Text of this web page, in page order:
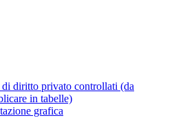
diritto privato controllati (da
in tabelle)
grafica